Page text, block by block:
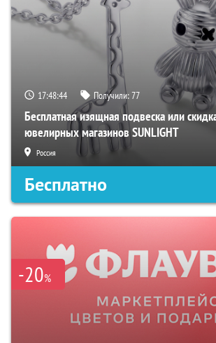
17:48:43 Получили:77
Бесплатная изящная подвеска или
ювелирных магазинов SUNLIGHT
Россия
Бесплатно
-20%